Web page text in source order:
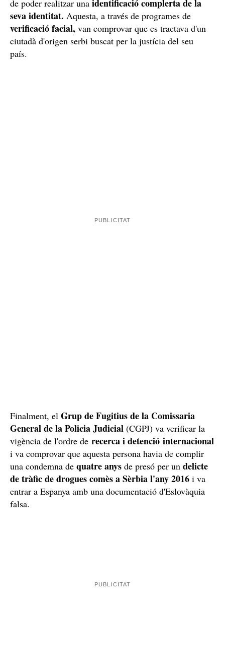
de poder realitzar una identificació complerta de la
seva identitat. Aquesta, a través de programes de
verificació facial, van comprovar que es tractava d'un
ciutadà d'origen serbi buscat per la justícia del seu
país.
Finalment, el Grup de Fugitius de la Comissaria
General de la Policia Judicial (CGPJ) va verificar la
vigència de l'ordre de recerca i detenció internacional
i va comprovar que aquesta persona havia de complir
una condemna de quatre anys de presó per un delicte
de tràfic de drogues comès a Sèrbia l'any 2016 i va
entrar a Espanya amb una documentació d'Eslovàquia
falsa.